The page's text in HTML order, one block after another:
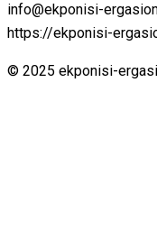
info@ekponisi-
https://ekponisi-
© 2025 ekponisi-